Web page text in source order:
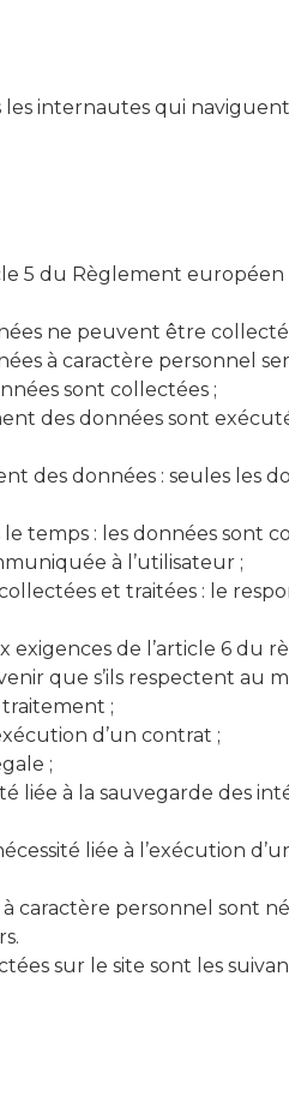
internautes qui
5 du Règlement
ne peuvent être
à caractère personnel
sont collectées ;
des données sont
des données : seules les
temps : les données sont
à l’utilisateur ;
et traitées : le
exigences de l’article 6
que s’ils respectent au
traitement ;
d’un contrat ;
;
liée à la sauvegarde des
liée à l’exécution
caractère personnel sont
sur le site sont les